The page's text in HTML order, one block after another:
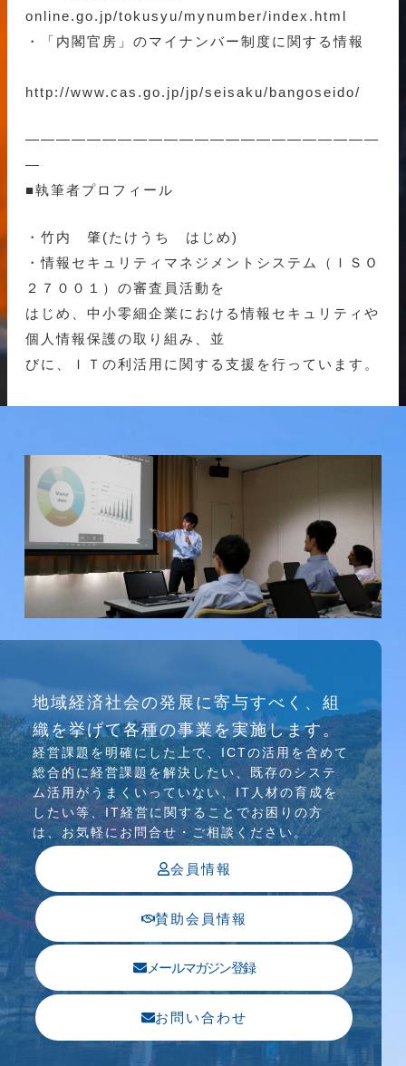
online.go.jp/tokusyu/mynumber/index.html
・「内閣官房」のマイナンバー制度に関する情報
http://www.cas.go.jp/jp/seisaku/bangoseido/
———————————————————————
—
■執筆者プロフィール
・竹内 肇(たけうち はじめ)
・情報セキュリティマネジメントシステム（ＩＳＯ
２７００１）の審査員活動を
はじめ、中小零細企業における情報セキュリティや
個人情報保護の取り組み、並
びに、ＩＴの利活用に関する支援を行っています。
介護ソリューション研究会、WEB/SNS研究会を
行っています
地域経済社会の発展に寄与すべく、組
織を挙げて各種の事業を実施します。
経営課題を明確にした上で、ICTの活⽤を含めて
総合的に経営課題を解決したい、既存のシステ
ム活⽤がうまくいっていない、IT⼈材の育成を
したい等、IT経営に関することでお困りの⽅
は、お気軽にお問合せ・ご相談ください。
会員情報
賛助会員情報
メールマガジン登録
お問い合わせ